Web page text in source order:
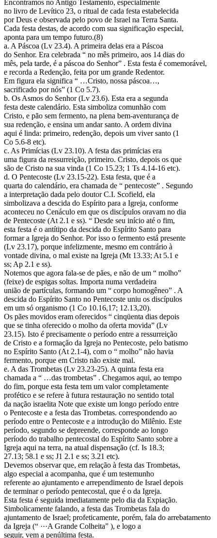
Encontramos no Antigo Testamento, especialmente
no livro de Levítico 23, o ritual de cada festa estabelecida
por Deus e observada pelo povo de Israel na Terra Santa.
Cada festa destas, de acordo com sua significação especial,
aponta para um tempo futuro.(8)
a. A Páscoa (Lv 23.4). A primeira delas era a Páscoa
do Senhor. Era celebrada “ no mês primeiro, aos 14 dias do
mês, pela tarde, é a páscoa do Senhor” . Esta festa é comemorável,
e recorda a Redenção, feita por um grande Redentor.
Em figura ela significa “ …Cristo, nossa páscoa…,
sacrificado por nós” (1 Co 5.7).
b. Os Asmos do Senhor (Lv 23.6). Esta era a segunda
festa deste calendário. Esta simboliza comunhão com
Cristo, e pão sem fermento, na plena bem-aventurança de
sua redenção, e ensina um andar santo. A ordem divina
aqui é linda: primeiro, redenção, depois um viver santo (1
Co 5.6-8 etc).
c. As Primícias (Lv 23.10). A festa das primícias era
uma figura da ressurreição, primeiro. Cristo, depois os que
são de Cristo na sua vinda (1 Co 15.23; 1 Ts 4.14-16 etc).
d. O Pentecoste (Lv 23.15-22). Esta festa, que é a
quarta do calendário, era chamada de “ pentecoste” . Segundo
a interpretação dada pelo doutor C.I. Scofield, ela
simbolizava a descida do Espírito para a Igreja, conforme
aconteceu no Cenáculo em que os discípulos oravam no dia
de Pentecoste (At 2.1 e ss). “ Desde seu início até o fim,
esta festa é o antítipo da descida do Espírito Santo para
formar a Igreja do Senhor. Por isso o fermento está presente
(Lv 23.17), porque infelizmente, mesmo em contrário à
vontade divina, o mal existe na Igreja (Mt 13.33; At 5.1 e
ss; Ap 2.1 e ss).
Notemos que agora fala-se de pães, e não de um “ molho”
(feixe) de espigas soltas. Importa numa verdadeira
união de partículas, formando um “ corpo homogêneo” . A
descida do Espírito Santo no Pentecoste uniu os discípulos
em um só organismo (1 Co 10.16,17; 12.13,20).
Os pães movidos eram oferecidos “ cinqüenta dias depois
que se tinha oferecido o molho da oferta movida” (Lv
23.15). Isto é precisamente o período entre a ressurreição
de Cristo e a formação da Igreja no Pentecoste, pelo batismo
no Espírito Santo (At 2.1-4), com o “ molho” não havia
fermento, porque em Cristo não existe mal.
e. A das Trombetas (Lv 23.23-25). A quinta festa era
chamada a “ …das trombetas” . Chegamos aqui, ao tempo
do fim, porque esta festa tem um valor completamente
profético e se refere à futura restauração no sentido total
da nação israelita Note que existe um longo período entre
o Pentecoste e a festa das Trombetas. correspondendo ao
período entre o Pentecoste e a introdução do Milênio. Este
período, segundo se depreende, corresponde ao longo
período do trabalho pentecostal do Espírito Santo sobre a
Igreja aqui na terra, na atual dispensação (cf. Is 18.3;
27.13; 58.1 e ss; J1 2.1 e ss; 3.21 etc).
Devemos observar que, em relação à festa das Trombetas,
algo especial a acompanha, que é um testemunho
referente ao ajuntamento e arrependimento de Israel depois
de terminar o período pentecostal, que é o da Igreja.
Esta festa é seguida imediatamente pelo dia da Expiação.
Simbolicamente falando, a festa das Trombetas fala do
ajuntamento de Israel; profeticamente, porém, fala do arrebatamento
da Igreja (“ ···A Grande Colheita” ), e logo a
seguir, vem a penúltima festa.